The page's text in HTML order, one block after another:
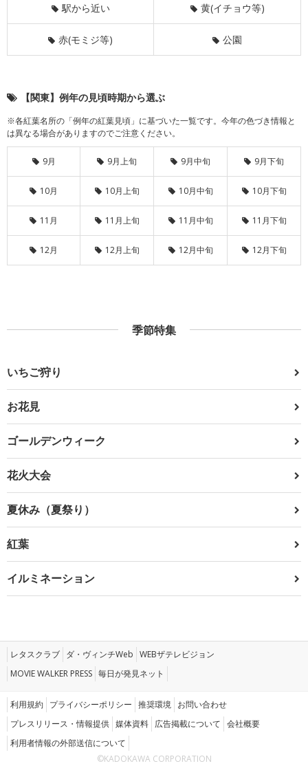
駅から近い 黄(イチョウ等)
赤(モミジ等) 公園
【関東】例年の見頃時期から選ぶ
※各紅葉名所の「例年の紅葉見頃」に基づいた一覧です。今年の色づき情報と
は異なる場合がありますのでご注意ください。
9月 9月上旬 9月中旬 9月下旬
10月 10月上旬 10月中旬 10月下旬
11月 11月上旬 11月中旬 11月下旬
12月 12月上旬 12月中旬 12月下旬
季節特集
いちご狩り
お花見
ゴールデンウィーク
花火大会
夏休み（夏祭り）
紅葉
イルミネーション
レタスクラブ ダ・ヴィンチWeb WEBザテレビジョン
MOVIE WALKER PRESS 毎日が発見ネット
利用規約 プライバシーポリシー 推奨環境 お問い合わせ
プレスリリース・情報提供 媒体資料 広告掲載について 会社概要
利用者情報の外部送信について
©KADOKAWA CORPORATION